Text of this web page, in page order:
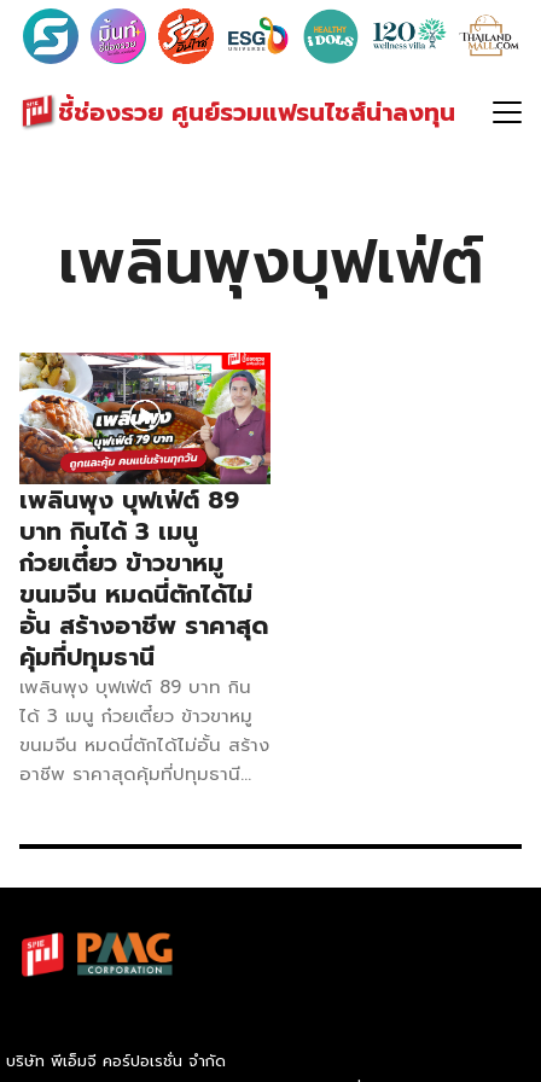
ชี้ช่องรวย ศูนย์รวมแฟรนไชส์น่าลงทุน
Search
for:
เพลินพุงบุฟเฟ่ต์
เพลินพุง บุฟเฟ่ต์ 89
บาท กินได้ 3 เมนู
ก๋วยเตี๋ยว ข้าวขาหมู
ขนมจีน หมดนี่ตักได้ไม่
อั้น สร้างอาชีพ ราคาสุด
คุ้มที่ปทุมธานี
เพลินพุง บุฟเฟ่ต์ 89 บาท กิน
ได้ 3 เมนู ก๋วยเตี๋ยว ข้าวขาหมู
ขนมจีน หมดนี่ตักได้ไม่อั้น สร้าง
อาชีพ ราคาสุดคุ้มที่ปทุมธานี
อาหารมาก่อน การเปิดร้านเพลิน
เน้นการให้บริการอาหารบุฟเฟ่ต์ที่
มีคุณภาพในราคาย่อมเยา เพื่อให้
อร่อย จุดเด่นของร้าน เมนู
บริษัท พีเอ็มจี คอร์ปอเรชั่น จำกัด